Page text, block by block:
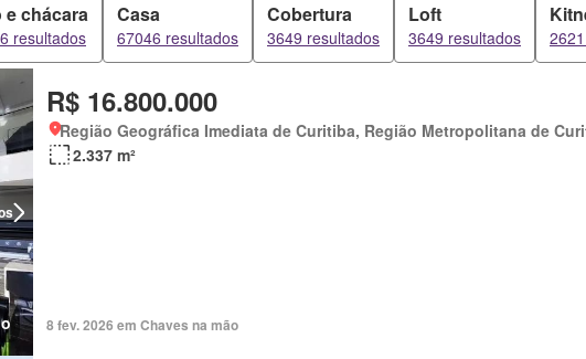
e chácara
resultados
Casa
67046 resultados
Cobertura
3649 resultados
Loft
3649 resultados
R$ 16.800.000
Região Geográfica Imediata de Curitiba, Região Metropolitana de
2.337 m²
8 fev. 2026 em Chaves na mão